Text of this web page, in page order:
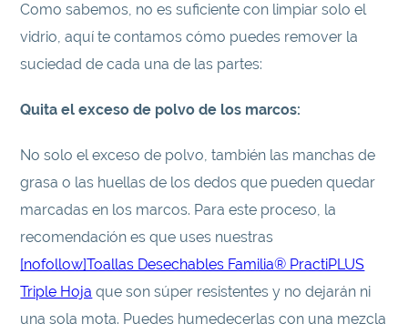
Como sabemos, no es suficiente con limpiar solo el
vidrio, aquí te contamos cómo puedes remover la
suciedad de cada una de las partes:
Quita el exceso de polvo de los marcos:
No solo el exceso de polvo, también las manchas de
grasa o las huellas de los dedos que pueden quedar
marcadas en los marcos. Para este proceso, la
recomendación es que uses nuestras
[nofollow]Toallas Desechables Familia® PractiPLUS
Triple Hoja que son súper resistentes y no dejarán ni
una sola mota. Puedes humedecerlas con una mezcla